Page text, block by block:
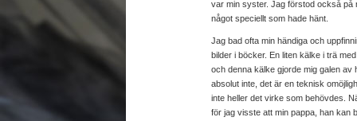
var min syster. Jag förstod också på
något speciellt som hade hänt.
Jag bad ofta min händiga och
bilder i böcker. En liten kälke i trä
och denna kälke gjorde mig galen av
absolut inte, det är en teknisk
inte heller det virke som behövdes.
för jag visste att min pappa, han kan